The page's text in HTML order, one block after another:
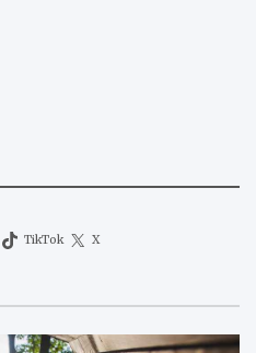
TikTok X